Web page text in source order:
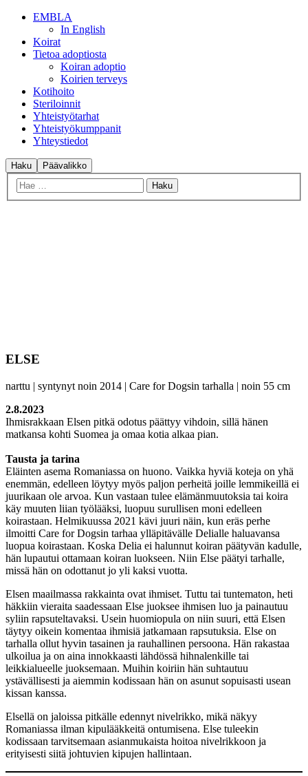
EMBLA
In English
Koirat
Tietoa adoptiosta
Koiran adoptio
Koirien terveys
Kotihoito
Steriloinnit
Yhteistyötarhat
Yhteistyökumppanit
Yhteystiedot
Haku Päävalikko
ELSE
narttu | syntynyt noin 2014 | Care for Dogsin tarhalla | noin 55 cm
2.8.2023
Ihmisrakkaan Elsen pitkä odotus päättyy vihdoin, sillä hänen
matkansa kohti Suomea ja omaa kotia alkaa pian.
Tausta ja tarina
Eläinten asema Romaniassa on huono. Vaikka hyviä koteja on yhä
enemmän, edelleen löytyy myös paljon perheitä joille lemmikeillä ei
juurikaan ole arvoa. Kun vastaan tulee elämänmuutoksia tai koira
käy muuten liian työlääksi, luopuu surullisen moni edelleen
koirastaan. Helmikuussa 2021 kävi juuri näin, kun eräs perhe
ilmoitti Care for Dogsin tarhaa ylläpitävälle Delialle haluavansa
luopua koirastaan. Koska Delia ei halunnut koiran päätyvän kadulle,
hän lupautui ottamaan koiran luokseen. Niin Else päätyi tarhalle,
missä hän on odottanut jo yli kaksi vuotta.
Elsen maailmassa rakkainta ovat ihmiset. Tuttu tai tuntematon, heti
häkkiin vieraita saadessaan Else juoksee ihmisen luo ja painautuu
syliin rapsuteltavaksi. Usein huomiopula on niin suuri, että Elsen
täytyy oikein komentaa ihmisiä jatkamaan rapsutuksia. Else on
tarhalla ollut hyvin tasainen ja rauhallinen persoona. Hän rakastaa
ulkoilua ja on aina innokkaasti lähdössä hihnalenkille tai
leikkialueelle juoksemaan. Muihin koiriin hän suhtautuu
ystävällisesti ja aiemmin kodissaan hän on asunut sopuisasti usean
kissan kanssa.
Elsellä on jaloissa pitkälle edennyt nivelrikko, mikä näkyy
Romaniassa ilman kipulääkkeitä ontumisena. Else tuleekin
kodissaan tarvitsemaan asianmukaista hoitoa nivelrikkoon ja
erityisesti siitä johtuvien kipujen hallintaan.